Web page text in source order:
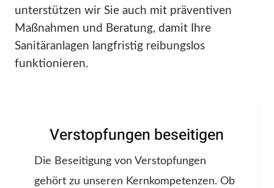
unterstützen wir Sie auch mit präventiven
Maßnahmen und Beratung, damit Ihre
Sanitäranlagen langfristig reibungslos
funktionieren.
Verstopfungen beseitigen
Die Beseitigung von Verstopfungen
gehört zu unseren Kernkompetenzen. Ob